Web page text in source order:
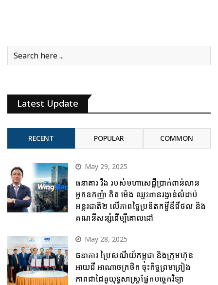
Latest Update
RECENT POPULAR COMMON
May 29, 2025
ធនាគារ វីង របស់មហាសេដ្ឋីប្រាក់ពាន់លាន
អ្នកឧកញ៉ា គិត ម៉េង ឈ្នះពានរង្វាន់លំដាប់
អន្តរជាតិ២ លើភាពច្នៃប្រឌិតកម្ចីឌីជីថល និង
គណនីសន្សំដើម្បីគោលដៅ
May 28, 2025
ធនាគារ ប្រៃសណីយ៍កម្ពុជា និងក្រុមហ៊ុន
អាយជី អាណាចក្រថិក ចុះកិច្ចព្រមព្រៀង
ភាពជាដៃគូយុទ្ធសាស្ត្រផ្នែកបច្ចេកវិទ្យា